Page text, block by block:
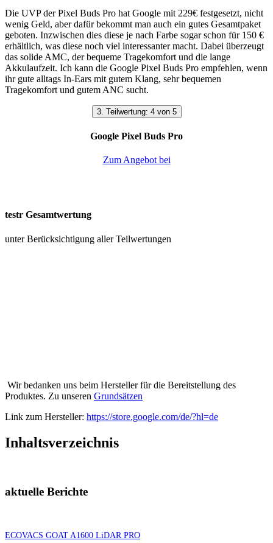
Die UVP der Pixel Buds Pro hat Google mit 229€ festgesetzt, nicht
wenig Geld, aber dafür bekommt man auch ein gutes Gesamtpaket
geboten. Inzwischen dies diese je nach Farbe sogar schon für 150 €
erhältlich, was diese noch viel interessanter macht. Dabei überzeugt
das solide AMC, der bequeme Tragekomfort und die lange
Akkulaufzeit. Ich kann die Google Pixel Buds Pro empfehlen, wenn
ihr gute alltags In-Ears mit gutem Klang, sehr bequemen
Tragekomfort und gutem ANC sucht.
3. Teilwertung: 4 von 5
Google Pixel Buds Pro
Zum Angebot bei
testr Gesamtwertung
unter Berücksichtigung aller Teilwertungen
Wir bedanken uns beim Hersteller für die Bereitstellung des
Produktes. Zu unseren Grundsätzen
Link zum Hersteller: https://store.google.com/de/?hl=de
Inhaltsverzeichnis
aktuelle Berichte
ECOVACS GOAT A1600 LiDAR PRO